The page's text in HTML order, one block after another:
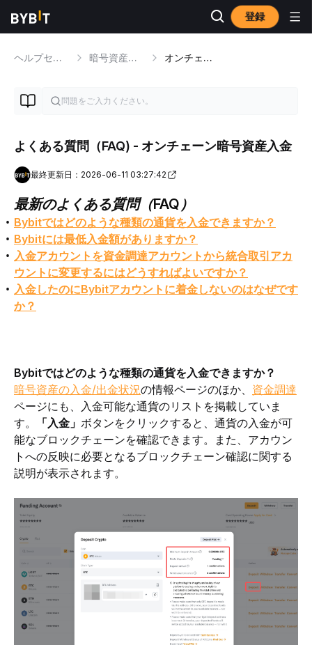
登録
ヘルプセンター 暗号資産の入金/出金 オンチェーン暗号資産入金
よくある質問（FAQ) - オンチェーン暗号資産入金
最終更新日：2026-06-11 03:27:42
最新のよくある質問（FAQ）
Bybitではどのような種類の通貨を入金できますか？
Bybitには最低入金額がありますか？
入金アカウントを資金調達アカウントから統合取引アカ
ウントに変更するにはどうすればよいですか？
入金したのにBybitアカウントに着金しないのはなぜです
か？
Bybitではどのような種類の通貨を入金できますか？
暗号資産の入金/出金状況の情報ページのほか、 資金調達
ページにも、入金可能な通貨のリストを掲載していま
す。
「入金」 ボタンをクリックすると、通貨の入金が可
能なブロックチェーンを確認できます。また、アカウン
トへの反映に必要となるブロックチェーン確認に関する
説明が表示されます。